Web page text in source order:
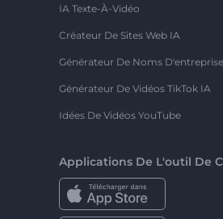
IA Texte-À-Vidéo
Créateur De Sites Web IA
Générateur De Noms D'entreprise
Générateur De Vidéos TikTok IA
Idées De Vidéos YouTube
Applications De L'outil De